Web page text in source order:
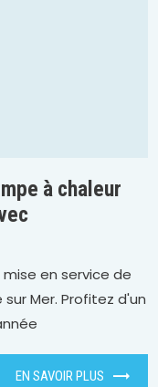
à chaleur
mise en service de
Mer. Profitez d'un
EN SAVOIR PLUS